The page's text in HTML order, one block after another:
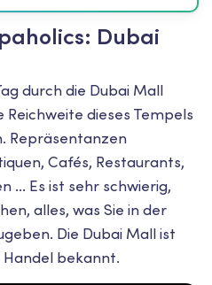
Dubai
durch die Dubai Mall
dieses Tempels
Repräsentanzen
Cafés, Restaurants,
... Es ist sehr schwierig,
alles, was Sie in der
Die Dubai Mall ist
bekannt.